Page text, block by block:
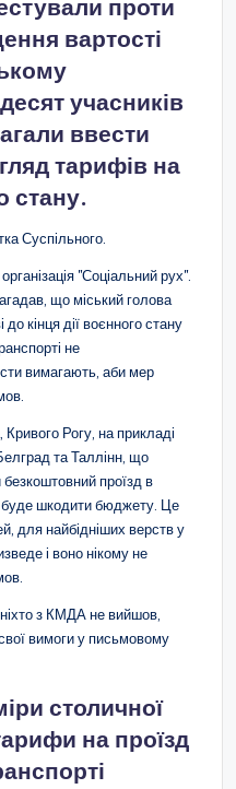
проти
вартості
учасників
ввести
тарифів на
стану.
Суспільного.
"Соціальний рух".
що міський голова
кінця дії воєнного стану
не
вимагають, аби мер
Рогу, на прикладі
та Таллінн, що
проїзд в
буде шкодити бюджету. Це
для найбідніших верств у
і воно нікому не
ніхто з КМДА не вийшов,
вимоги у письмовому
столичної
на проїзд